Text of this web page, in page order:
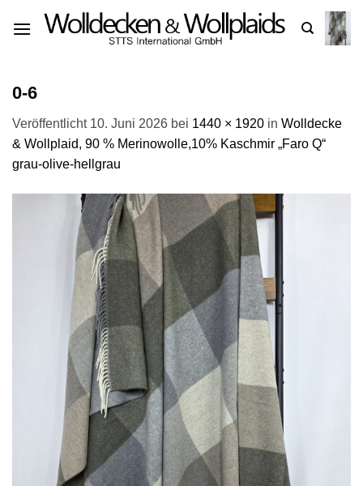
Inhalt
0-6
Veröffentlicht 10. Juni 2026 bei 1440 × 1920 in Wolldecke
& Wollplaid, 90 % Merinowolle,10% Kaschmir „Faro Q“
grau-olive-hellgrau